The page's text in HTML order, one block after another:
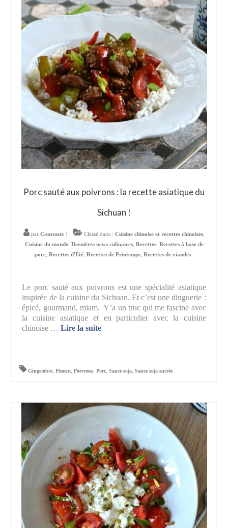
Porc sauté aux poivrons : la recette asiatique du
Sichuan !
par Couteaux Classé dans : Cuisine chinoise et recettes chinoises
Cuisine du monde, Dernières news culinaires, Recettes, Recettes à base de
porc Recettes d'Été Recettes de Printemps Recettes de viandes
Le porc sauté aux poivrons est une spécialité asiatique
inspirée de la cuisine du Sichuan. Et c’est une dinguerie :
épicé, gourmand, miam. Y’a un truc qui me fascine avec
la cuisine asiatique et en particulier avec la cuisine
chinoise …Lire la suite­­
Gingembre,Piment,Poivrons,Porc,Sauce soja,Sauce soja sucrée